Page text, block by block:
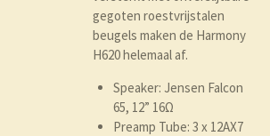
gegoten roestvrijstalen
beugels maken de Harmony
H620 helemaal af.
Speaker: Jensen Falcon
65, 12” 16Ω
Preamp Tube: 3 x 12AX7